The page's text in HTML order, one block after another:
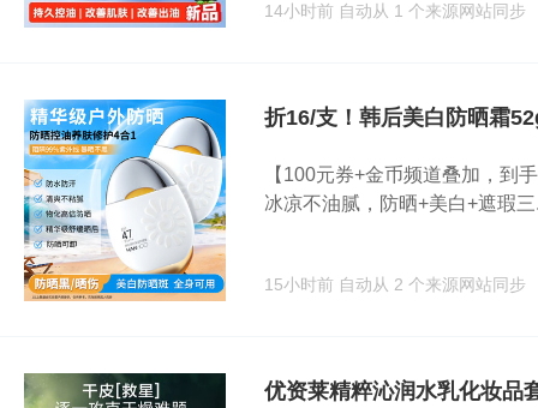
14小时前 自动从 1 个来源网站同步
折16/支！韩后美白防晒霜
【100元券+金币频道叠加，到
冰凉不油腻，防晒+美白+遮瑕三
15小时前 自动从 2 个来源网站同步
优资莱精粹沁润水乳化妆品